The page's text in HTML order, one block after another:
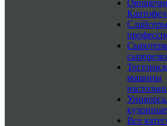
Слайсеры
машины
Все